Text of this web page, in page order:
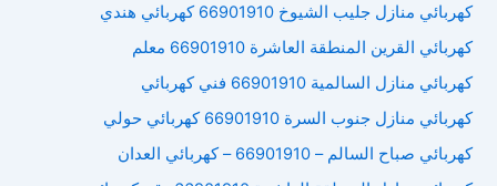
كهربائي منازل جليب الشيوخ 66901910 كهربائي هندي
كهربائي القرين المنطقة العاشرة 66901910 معلم
كهربائي منازل السالمية 66901910 فني كهربائي
كهربائي منازل جنوب السرة 66901910 كهربائي حولي
كهربائي صباح السالم – 66901910 – كهربائي العدان